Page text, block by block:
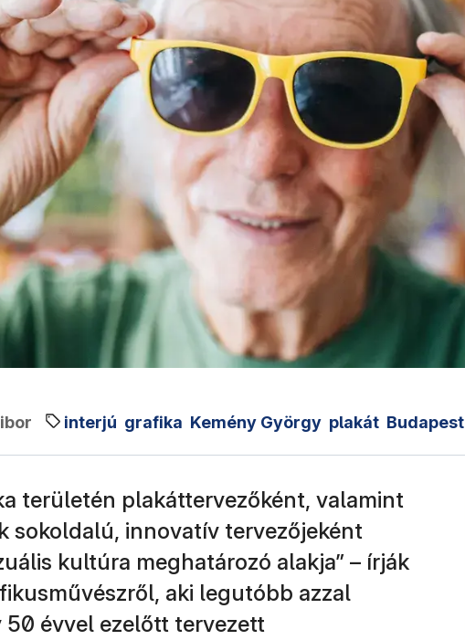
interjú grafika Kemény György plakát Budapest
területén plakáttervezőként, valamint
sokoldalú, innovatív tervezőjeként
kultúra meghatározó alakja” – írják
aki legutóbb azzal
évvel ezelőtt tervezett